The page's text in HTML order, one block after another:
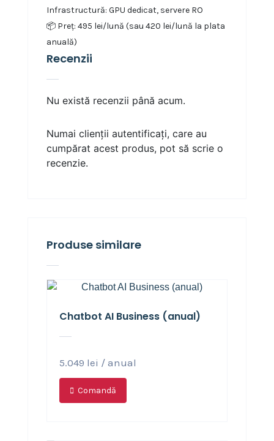
Infrastructură: GPU dedicat, servere RO
📦 Preț: 495 lei/lună (sau 420 lei/lună la plata
anuală)
Recenzii
Nu există recenzii până acum.
Numai clienții autentificați, care au
cumpărat acest produs, pot să scrie o
recenzie.
Produse similare
Chatbot AI Business (anual)
5.049 lei / anual
Comandă